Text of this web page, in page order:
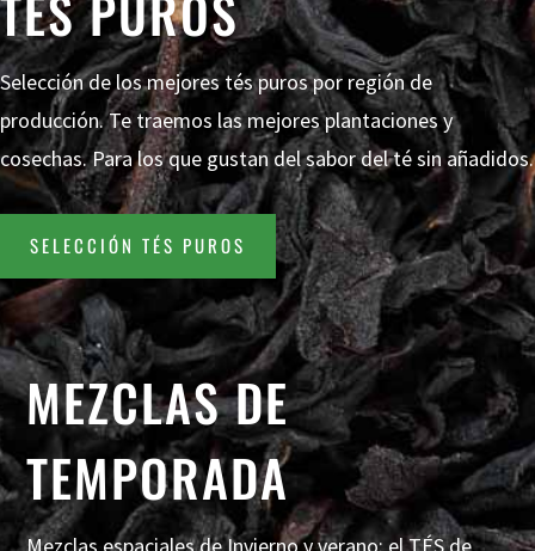
Selección de los mejores tés puros por región de
producción. Te traemos las mejores plantaciones y
cosechas. Para los que gustan del sabor del té sin añadidos.
SELECCIÓN TÉS PUROS
MEZCLAS DE
TEMPORADA
Mezclas espaciales de Invierno y verano: el TÉS de